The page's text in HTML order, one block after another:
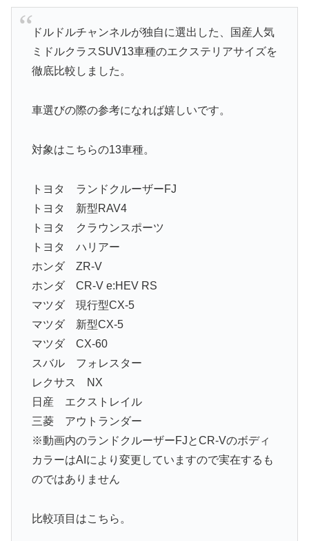
ドルドルチャンネルが独自に選出した、国産人気
ミドルクラスSUV13車種のエクステリアサイズを
徹底比較しました。
車選びの際の参考になれば嬉しいです。
対象はこちらの13車種。
トヨタ ランドクルーザーFJ
トヨタ 新型RAV4
トヨタ クラウンスポーツ
トヨタ ハリアー
ホンダ ZR-V
ホンダ CR-V e:HEV RS
マツダ 現行型CX-5
マツダ 新型CX-5
マツダ CX-60
スバル フォレスター
レクサス NX
日産 エクストレイル
三菱 アウトランダー
※動画内のランドクルーザーFJとCR-Vのボディ
カラーはAIにより変更していますので実在するも
のではありません
比較項目はこちら。